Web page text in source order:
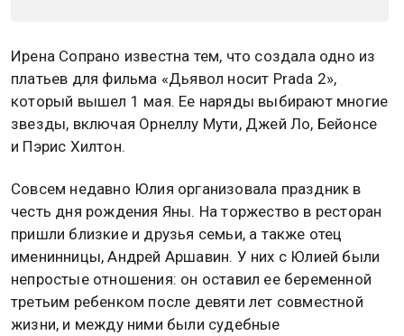
Ирена Сопрано известна тем, что создала одно из
платьев для фильма «Дьявол носит Prada 2»,
который вышел 1 мая. Ее наряды выбирают многие
звезды, включая Орнеллу Мути, Джей Ло, Бейонсе
и Пэрис Хилтон.
Совсем недавно Юлия организовала праздник в
честь дня рождения Яны. На торжество в ресторан
пришли близкие и друзья семьи, а также отец
именинницы, Андрей Аршавин. У них с Юлией были
непростые отношения: он оставил ее беременной
третьим ребенком после девяти лет совместной
жизни, и между ними были судебные